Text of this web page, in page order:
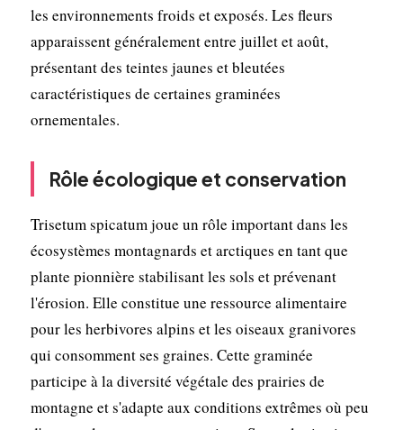
les environnements froids et exposés. Les fleurs
apparaissent généralement entre juillet et août,
présentant des teintes jaunes et bleutées
caractéristiques de certaines graminées
ornementales.
Rôle écologique et conservation
Trisetum spicatum joue un rôle important dans les
écosystèmes montagnards et arctiques en tant que
plante pionnière stabilisant les sols et prévenant
l'érosion. Elle constitue une ressource alimentaire
pour les herbivores alpins et les oiseaux granivores
qui consomment ses graines. Cette graminée
participe à la diversité végétale des prairies de
montagne et s'adapte aux conditions extrêmes où peu